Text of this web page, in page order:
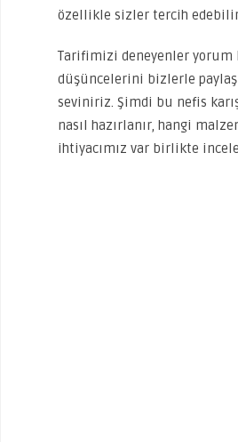
özellikle sizler tercih
Tarifimizi deneyenler yorum
düşüncelerini bizlerle
seviniriz. Şimdi bu nefis
nasıl hazırlanır, hangi
ihtiyacımız var birlikte